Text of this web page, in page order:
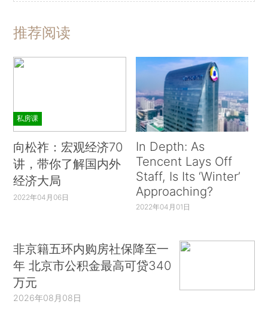
推荐阅读
私房课
向松祚：宏观经济70
讲，带你了解国内外
经济大局
2022年04月06日
In Depth: As
Tencent Lays Off
Staff, Is Its ‘Winter’
Approaching?
2022年04月01日
非京籍五环内购房社保降至一
年 北京市公积金最高可贷340
万元
2026年08月08日